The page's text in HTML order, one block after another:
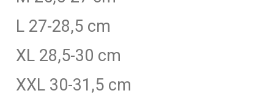
L 27-28,5 cm
XL 28,5-30 cm
XXL 30-31,5 cm